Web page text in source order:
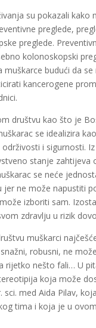
su pokazali kako
preglede,
preglede.
kolonoskopski
muškarce budući da
kancerogene
društvu kao što je
se idealizira
i sigurnosti.
stanje zahtijeva
se neće
jer ne može napustiti
izboriti sam.
zdravlju u rizik
muškarci
robusni, ne
rijetko nešto fali… U
koja može
sci. med Aida Pilav,
tima i koja je u